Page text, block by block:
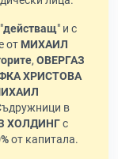
действащ" и с
от МИХАИЛ
, ОВЕРГАЗ
ХРИСТОВА
в
ХОЛДИНГс
от капитала.